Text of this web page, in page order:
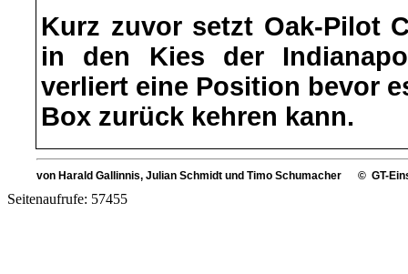
Kurz zuvor setzt Oak-Pilot
in den Kies der
verliert eine Position bevor
Box zurück kehren kann.
von Harald Gallinnis, Julian Schmidt und Timo Schumacher © GT-
Seitenaufrufe: 57455